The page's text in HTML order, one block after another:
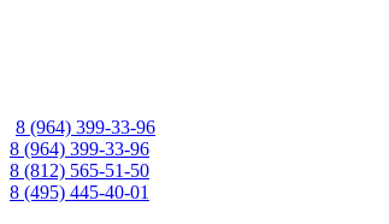
8 (964) 399-33-96
8 (964) 399-33-96
8 (812) 565-51-50
8 (495) 445-40-01